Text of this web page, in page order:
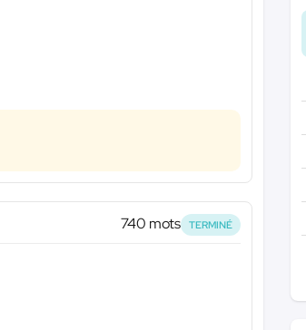
740 mots TERMINÉ